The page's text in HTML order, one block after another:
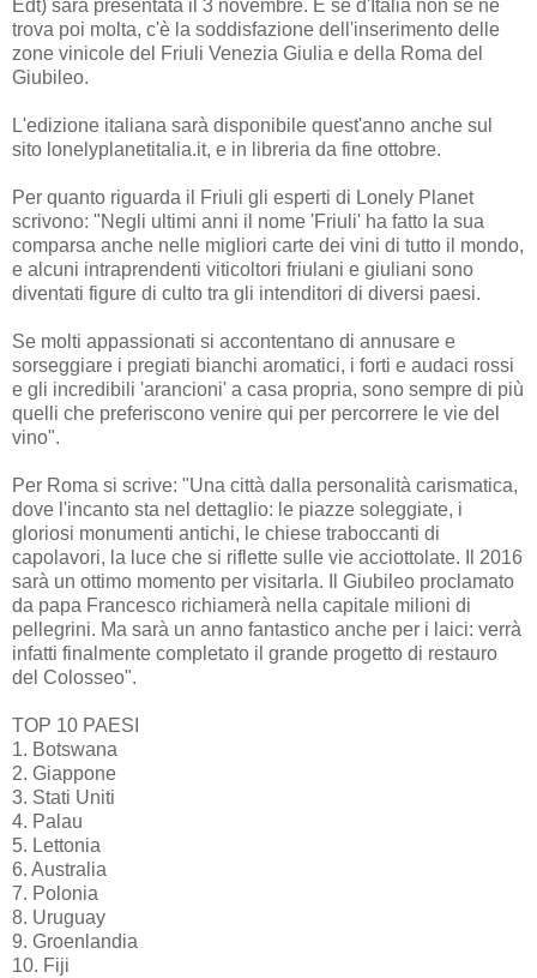
Edt) sarà presentata il 3 novembre. E se d'Italia non se ne
trova poi molta, c'è la soddisfazione dell'inserimento delle
zone vinicole del Friuli Venezia Giulia e della Roma del
Giubileo.
L'edizione italiana sarà disponibile quest'anno anche sul
sito lonelyplanetitalia.it, e in libreria da fine ottobre.
Per quanto riguarda il Friuli gli esperti di Lonely Planet
scrivono: "Negli ultimi anni il nome 'Friuli' ha fatto la sua
comparsa anche nelle migliori carte dei vini di tutto il mondo,
e alcuni intraprendenti viticoltori friulani e giuliani sono
diventati figure di culto tra gli intenditori di diversi paesi.
Se molti appassionati si accontentano di annusare e
sorseggiare i pregiati bianchi aromatici, i forti e audaci rossi
e gli incredibili 'arancioni' a casa propria, sono sempre di più
quelli che preferiscono venire qui per percorrere le vie del
vino".
Per Roma si scrive: "Una città dalla personalità carismatica,
dove l'incanto sta nel dettaglio: le piazze soleggiate, i
gloriosi monumenti antichi, le chiese traboccanti di
capolavori, la luce che si riflette sulle vie acciottolate. Il 2016
sarà un ottimo momento per visitarla. Il Giubileo proclamato
da papa Francesco richiamerà nella capitale milioni di
pellegrini. Ma sarà un anno fantastico anche per i laici: verrà
infatti finalmente completato il grande progetto di restauro
del Colosseo".
TOP 10 PAESI
1. Botswana
2. Giappone
3. Stati Uniti
4. Palau
5. Lettonia
6. Australia
7. Polonia
8. Uruguay
9. Groenlandia
10. Fiji